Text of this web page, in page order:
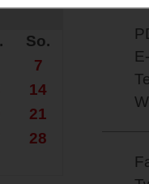
So.
7
14
21
28